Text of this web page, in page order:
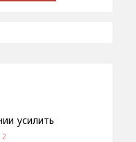
усилить
2